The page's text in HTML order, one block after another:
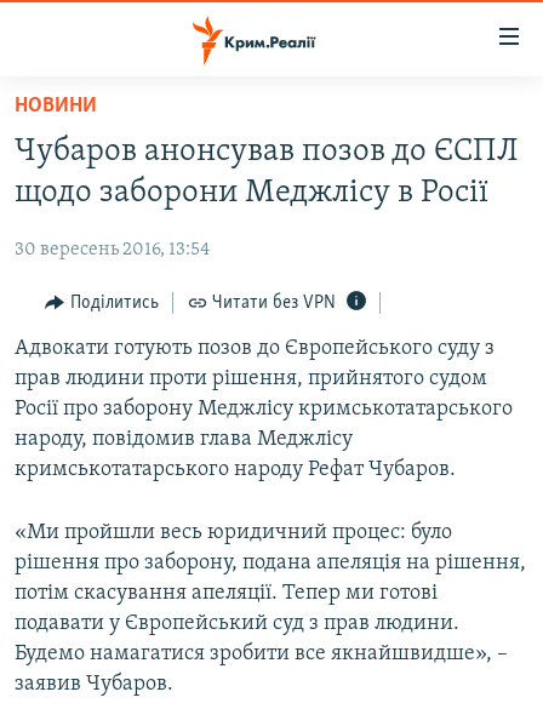
Перейти
основного
матеріалу
до
навігації
Перейти
до
пошуку
НОВИНИ
ВОДА.КРИМ
ВІДЕО ТА ФОТО
ПОЛІТИКА
БЛОГИ
ПОГЛЯД
ІНТЕРВ'Ю
ВСЕ ЗА ДЕНЬ
СПЕЦПРОЕКТИ
ДЕПОРТАЦІЯ
ВІДЕОУРОКИ «ELIFBE»
СВІДЧЕННЯ ОКУПАЦІЇ
УКРАЇНСЬКА ПРОБЛЕМА КРИМУ
ІНФОГРАФІКА
ЯК ОБІЙТИ БЛОКУВАННЯ
Русский
Qırımtatar
ДОЛУЧАЙСЯ!
НОВИНИ
Чубаров анонсував позов до ЄСПЛ
щодо заборони Меджлісу в Росії
30 вересень 2016, 13:54
Поділитись Читати без VPN
Адвокати готують позов до Європейського суду з
прав людини проти рішення, прийнятого судом
Росії про заборону Меджлісу кримськотатарського
народу, повідомив глава Меджлісу
кримськотатарського народу Рефат Чубаров.
«Ми пройшли весь юридичний процес: було
рішення про заборону, подана апеляція на рішення,
потім скасування апеляції. Тепер ми готові
подавати у Європейський суд з прав людини.
Будемо намагатися зробити все якнайшвидше», –
заявив Чубаров.